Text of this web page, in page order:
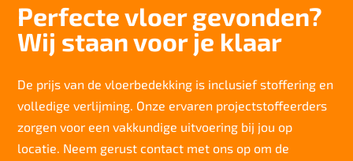
186.500 noppen/m2
Totaal gwicht
2.285 gr/m2
Lichtechtheid NF EN ISO 105-B02
5-6/8
Slijtvastheid NF EN 1307
klasse 33 LC 3+ Rolstoel A
Perfecte vloer gevonden?
Wij staan voor je klaar
De prijs van de vloerbedekking is inclusief stoffering en
volledige verlijming. Onze ervaren projectstoffeerders
zorgen voor een vakkundige uitvoering bij jou op
locatie. Neem gerust contact met ons op om de